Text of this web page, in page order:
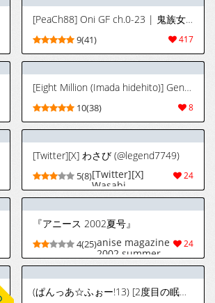
twelfths)
[Korean] [장미 메
가] [Digital]
[PeaCh88] Oni GF ch.0-23 | 鬼族女友 0-23话 [Chinese] [易碎品个人汉化] [已完结]
417
9(41)
[Eight Million (Imada hidehito)] Gentildonna no Heiwa na Love Come [Portuguese]
8
10(38)
[Twitter][X] わさび (@legend7749)
24
5(8)[Twitter][X]
Wasabi
(@legend7749)
『アニース 2002夏号』
24
4(25)anise magazine
2002 summer
(ぱんっあ☆ふぉー!13) [2度目の眠り (首藤MQ)] 王子様の休日 (ガールズ&パンツァー) [スペイン翻訳]